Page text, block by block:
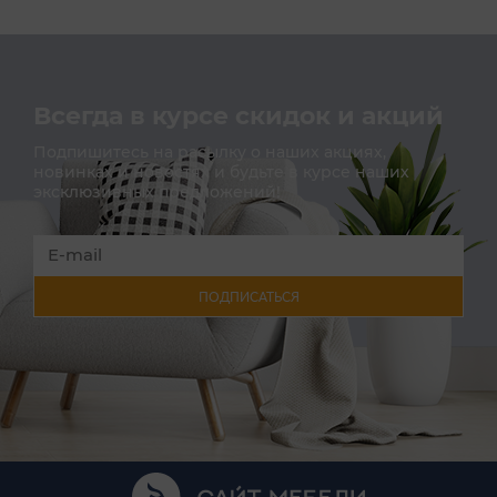
Всегда в курсе скидок и акций
Подпишитесь на расылку о наших акциях,
новинках и новостях и будьте в курсе наших
эксклюзивных предложений!
ПОДПИСАТЬСЯ